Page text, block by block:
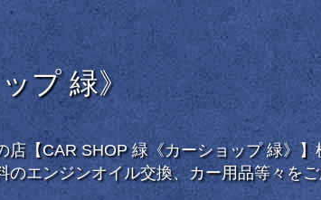
プ 緑》
【CAR SHOP 緑《カーショップ 緑》
エンジンオイル交換、カー用品等々をご